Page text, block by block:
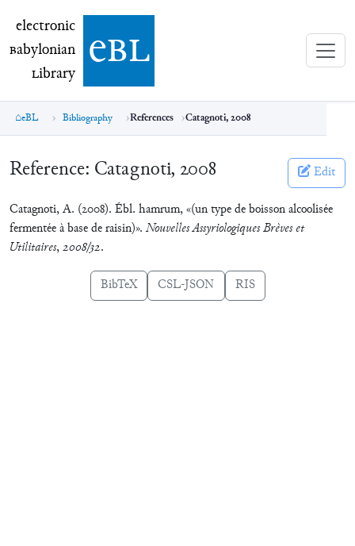
electronic Babylonian Library (eBL)
electronic
Babylonian
Library ebl
eBL Bibliography References Catagnoti, 2008
Reference: Catagnoti, 2008 Edit
Catagnoti, A. (2008). Ébl. hamrum, «(un type de boisson alcoolisée
fermentée à base de raisin)». Nouvelles Assyriologiques Brèves et
Utilitaires,2008/32.
BibTeX CSL-JSON RIS